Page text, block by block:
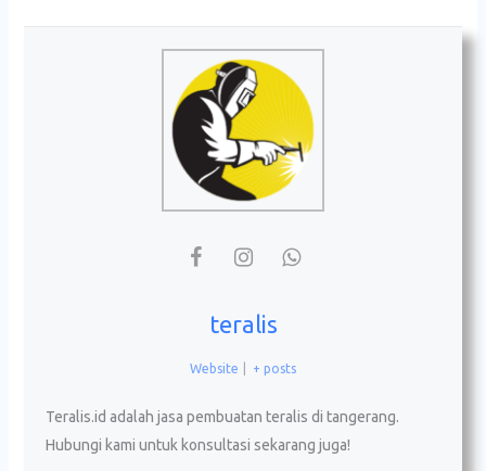
teralis
Website + posts
Teralis.id adalah jasa pembuatan teralis di tangerang.
Hubungi kami untuk konsultasi sekarang juga!